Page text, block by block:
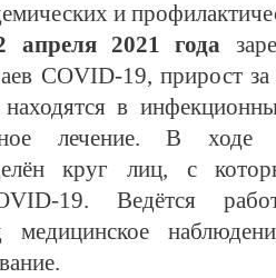
и
апреля 2021 года
COVID-19, прирост
находятся в
лечение. В ходе
круг лиц, с
-19. Ведётся